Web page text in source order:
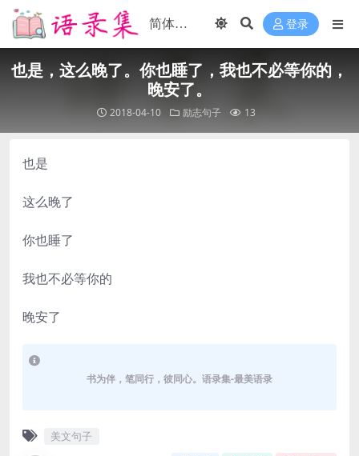
登录
也是，这么晚了。你也睡了，我也不必等你的，
晚安了。
2018-04-10 励志句子 13
也是
这么晚了
你也睡了
我也不必等你的
晚安了
书为伴，笔同行，彼同心。语录集-最美语录
美文句子